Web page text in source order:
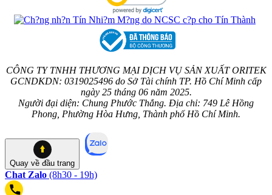
CÔNG TY TNHH THƯƠNG MẠI DỊCH VỤ SẢN XUẤT ORITEK
GCNDKDN: 0319025496 do Sở Tài chính TP. Hồ Chí Minh cấp
ngày 25 tháng 06 năm 2025.
Người đại diện: Chung Phước Thắng. Địa chỉ: 749 Lê Hồng
Phong, Phường Hòa Hưng, Thành phố Hồ Chí Minh.
Quay về đầu trang
Chat Zalo (8h30 - 19h)